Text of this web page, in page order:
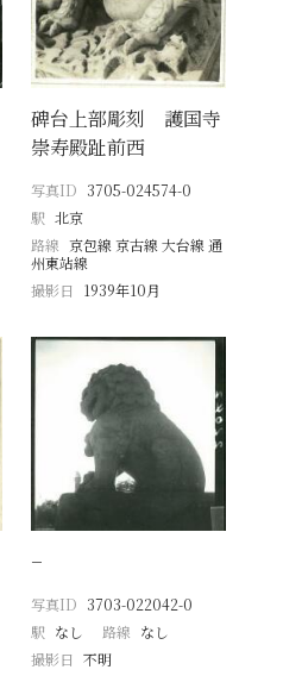
碑台上部彫刻 護国寺
崇寿殿趾前西
写真ID 3705-024574-0
駅 北京
路線 京包線 京古線 大台線 通
州東站線
撮影日
1939年10月
−
写真ID 3703-022042-0
駅 なし 路線 なし
撮影日 不明